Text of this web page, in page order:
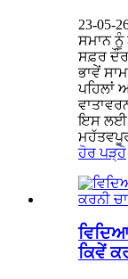
23-05-
ਸਮਾਨ ਨੂੰ
ਸਫ਼ਰ
ਭਾਵੇਂ
ਪਹਿਲਾਂ
ਇਸ ਲਈ
ਹੋਰ ਪੜ੍ਹੋ
ਕਿਵੇਂ